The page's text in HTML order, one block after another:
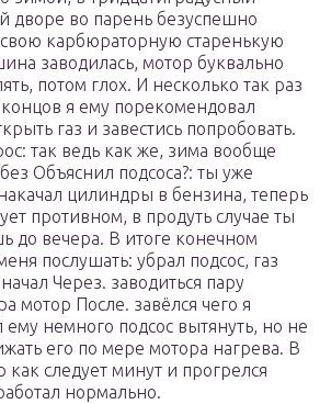
дворе во парень безуспешно
свою карбюраторную старенькую
заводилась, мотор буквально
потом глох. И несколько так раз
я ему порекомендовал
газ и завестись попробовать.
так ведь как же, зима вообще
Объяснил подсоса?: ты уже
цилиндры в бензина, теперь
противном, в продуть случае ты
до вечера. В итоге конечном
послушать: убрал подсос, газ
Через. заводиться пару
мотор После. завёлся чего я
немного подсос вытянуть, но не
его по мере мотора нагрева. В
как следует минут и прогрелся
нормально.